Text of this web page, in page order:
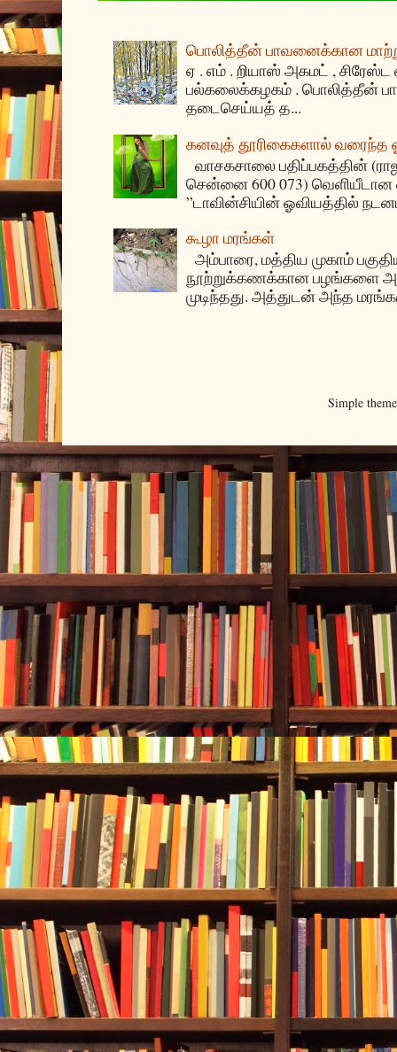
பொலித்தீன் பாவனைக்கான
ஏ . எம் . றியாஸ் அகமட் , சிரேஸ்ட
பல்கலைக்கழகம் . பொலித்தீன்
தடைசெய்யத் த...
கனவுத் தூரிகைகளால்
வாசகசாலை பதிப்பகத்தின்
சென்னை 600 073)
”டாவின்சியின் ஓவியத்தில்
கூழா மரங்கள்
அம்பாரை, மத்திய முகாம்
நூற்றுக்கணக்கான பழங்களை
முடிந்தது. அத்துடன் அந்த
Simple